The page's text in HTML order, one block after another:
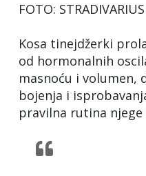
FOTO: STRADIVARIUS
Kosa tinejdžerki
od hormonalnih
masnoću i volumen,
bojenja i
pravilna rutina njege